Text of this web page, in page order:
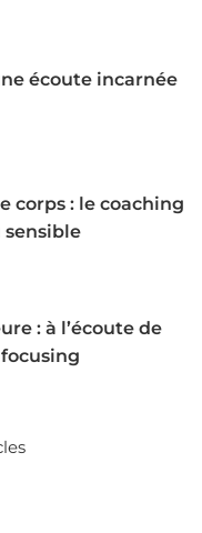
écoute incarnée
corps : le coaching
sensible
: à l’écoute de
focusing